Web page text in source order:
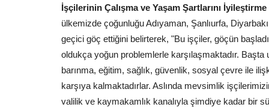
İşçilerinin Çalışma ve Yaşam Şartlarını
ülkemizde çoğunluğu Adıyaman, Şanlıurfa,
geçici göç ettiğini belirterek, "Bu işçiler, göçün
oldukça yoğun problemlerle karşılaşmaktadır. Başta
barınma, eğitim, sağlık, güvenlik, sosyal çevre ile
karşıya kalmaktadırlar. Aslında mevsimlik
valilik ve kaymakamlık kanalıyla şimdiye kadar bir